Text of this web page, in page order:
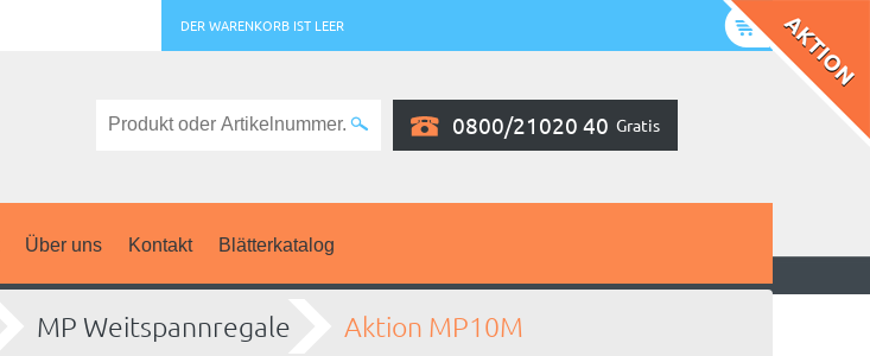
DER WARENKORB IST LEER
0800/21020 40 Gratis
Über uns Kontakt Blätterkatalog
MP Weitspannregale Aktion MP10M